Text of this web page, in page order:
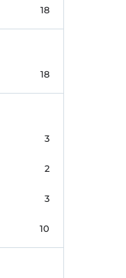
18
18
3
2
3
10